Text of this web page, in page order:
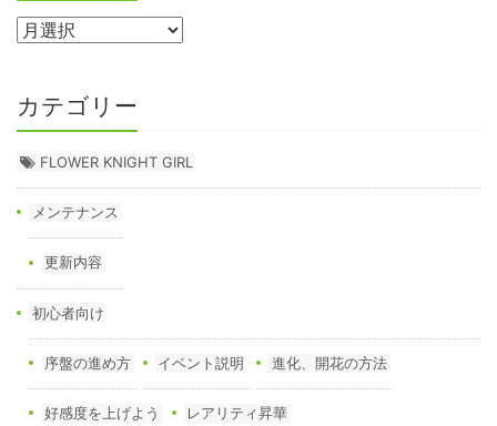
カテゴリー
FLOWER KNIGHT GIRL
メンテナンス
更新内容
初心者向け
序盤の進め方 イベント説明 進化、開花の方法
好感度を上げよう レアリティ昇華